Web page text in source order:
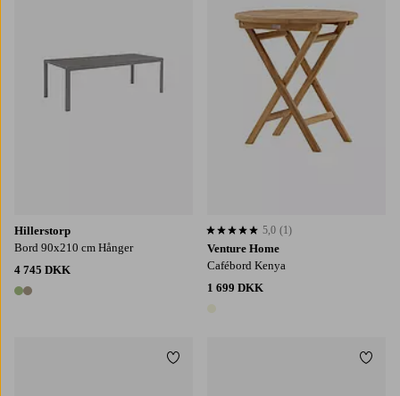
Hillerstorp
Bord 90x210 cm Hånger
4 745 DKK
2 farver
Venture Home
Cafébord Kenya
1 699 DKK
1 farve
5,0 baseret på 1 bedømmelser
5,0 (1)
Tilføj til favoritter